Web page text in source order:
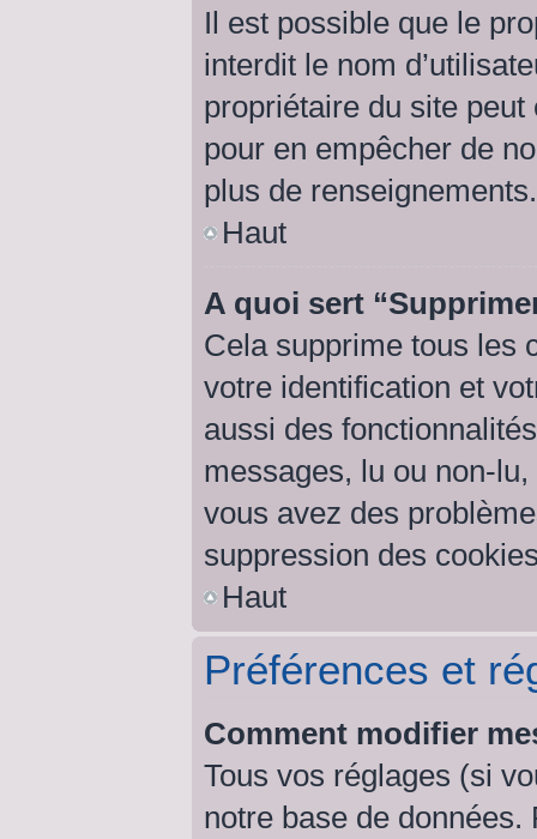
Il est possible que le
interdit le nom
propriétaire du site peut
pour en empêcher de
plus de renseignements.
Haut
A quoi sert
Cela supprime tous les
votre identification et
aussi des
messages, lu ou non-
vous avez des
suppression des
Haut
Préférences et
Comment modifier
Tous vos réglages (si
notre base de